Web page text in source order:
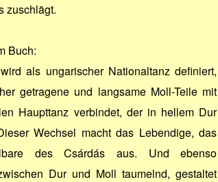
zuschlägt.
Buch:
als ungarischer Nationaltanz definiert,
getragene und langsame Moll-Teile mit
Haupttanz verbindet, der in hellem Dur
Wechsel macht das Lebendige, das
des Csárdás aus. Und ebenso
Dur und Moll taumelnd, gestaltet